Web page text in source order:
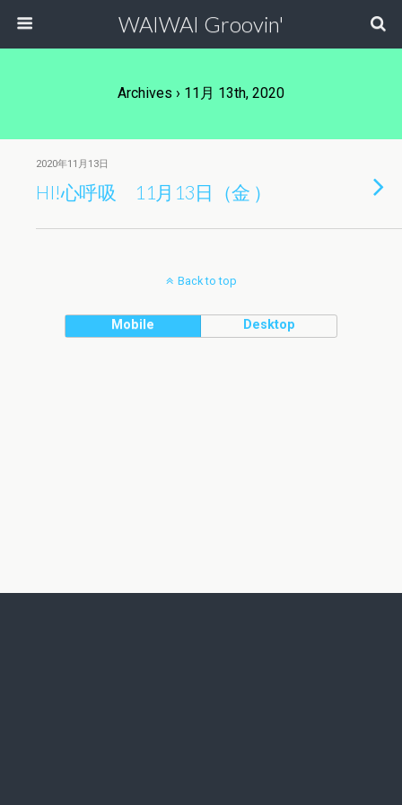
WAIWAI Groovin'
Archives › 11月 13th, 2020
2020年11月13日
HI!心呼吸 11月13日（金 ）
Back to top
Mobile Desktop